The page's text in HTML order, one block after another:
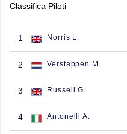
Classifica Piloti
1 Norris L.
2 Verstappen M.
3 Russell G.
4 Antonelli A.